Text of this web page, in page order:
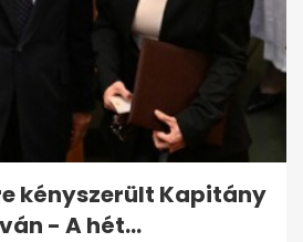
kényszerült Kapitány
- A hét...